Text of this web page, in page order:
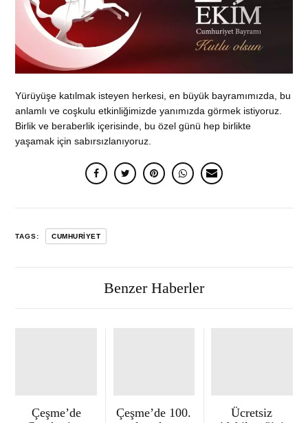
Yürüyüşe katılmak isteyen herkesi, en büyük bayramımızda, bu
anlamlı ve coşkulu etkinliğimizde yanımızda görmek istiyoruz.
Birlik ve beraberlik içerisinde, bu özel günü hep birlikte
yaşamak için sabırsızlanıyoruz.
TAGS: CUMHURIYET
Benzer Haberler
Çeşme’de
Çeşme’de 100.
Ücretsiz